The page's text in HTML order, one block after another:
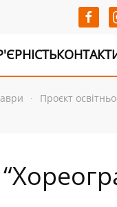
Проєкт